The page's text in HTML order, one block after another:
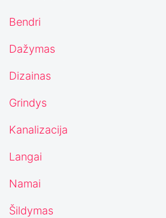
Bendri
Dažymas
Dizainas
Grindys
Kanalizacija
Langai
Namai
Šildymas